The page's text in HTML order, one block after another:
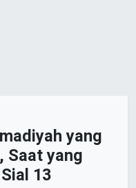
yang
Saat yang
13